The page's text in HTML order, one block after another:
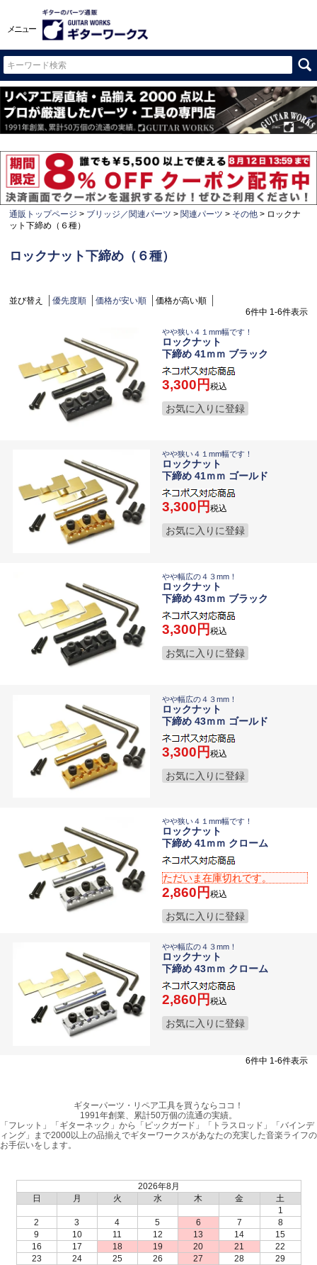
メニュー
通販トップページ ブリッジ／関連パーツ 関連パーツ その他
ロックナ
ット下締め（６種）
ロックナット下締め（６種）
並び替え 優先度順 価格が安い順
価格が高い順
6件中 1-6件表示
やや狭い４１mm幅です！
ロックナット
下締め 41ｍｍ ブラック
3,300 税込
お気に入りに登録
やや狭い４１mm幅です！
ロックナット
下締め 41ｍｍ ゴールド
3,300 税込
お気に入りに登録
やや幅広の４３mm！
ロックナット
下締め 43ｍｍ ブラック
3,300 税込
お気に入りに登録
やや幅広の４３mm！
ロックナット
下締め 43ｍｍ ゴールド
3,300 税込
お気に入りに登録
やや狭い４１mm幅です！
ロックナット
下締め 41ｍｍ クローム
ただいま在庫切れです。
2,860 税込
お気に入りに登録
やや幅広の４３mm！
ロックナット
下締め 43ｍｍ クローム
2,860 税込
お気に入りに登録
6件中 1-6件表示
ギターパーツ・リペア工具を買うならココ！
1991年創業、累計50万個の流通の実績。
「フレット」「ギターネック」から「ピックガード」「トラスロッド」「バインデ
ィング」まで2000以上の品揃えでギターワークスがあなたの充実した音楽ライフの
お手伝いをします。
2026年8月
日
月 火 水 木 金
土
1
2
3 4 5 6 7
8
9
10 11 12 13 14
15
16
17 18 19 20 21
22
23
24 25 26 27 28
29